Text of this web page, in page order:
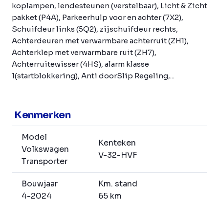
koplampen, lendesteunen (verstelbaar), Licht & Zicht
pakket (P4A), Parkeerhulp voor en achter (7X2),
Schuifdeur links (5Q2), zijschuifdeur rechts,
Achterdeuren met verwarmbare achterruit (ZH1),
Achterklep met verwarmbare ruit (ZH7),
Achterruitewisser (4HS), alarm klasse
1(startblokkering), Anti doorSlip Regeling,...
Kenmerken
Model
Volkswagen
Transporter
Kenteken
V-32-HVF
Bouwjaar
4-2024
Km. stand
65 km